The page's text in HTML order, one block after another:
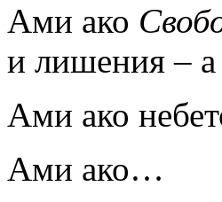
Ами ако
и лишения – а
Ами ако
Ами ако…